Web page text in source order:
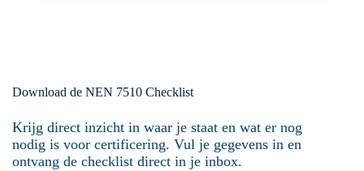
Download de NEN 7510 Checklist
Krijg direct inzicht in waar je staat en wat er nog
nodig is voor certificering. Vul je gegevens in en
ontvang de checklist direct in je inbox.